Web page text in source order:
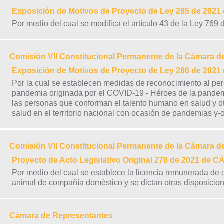
Exposición de Motivos de Proyecto de Ley 285 de 2021
Por medio del cual se modifica el artículo 43 de la Ley 769
Comisión VII Constitucional Permanente de la Cámara
Exposición de Motivos de Proyecto de Ley 286 de 2021
Por la cual se establecen medidas de reconocimiento al
pandemia originada por el COVID-19 - Héroes de la
las personas que conforman el talento humano en salud y
salud en el territorio nacional con ocasión de pandemias y-
Comisión VII Constitucional Permanente de la Cámara
Proyecto de Acto Legislativo Original 278 de 2021 de
Por medio del cual se establece la licencia remunerada
animal de compañía doméstico y se dictan otras
Cámara de Representantes